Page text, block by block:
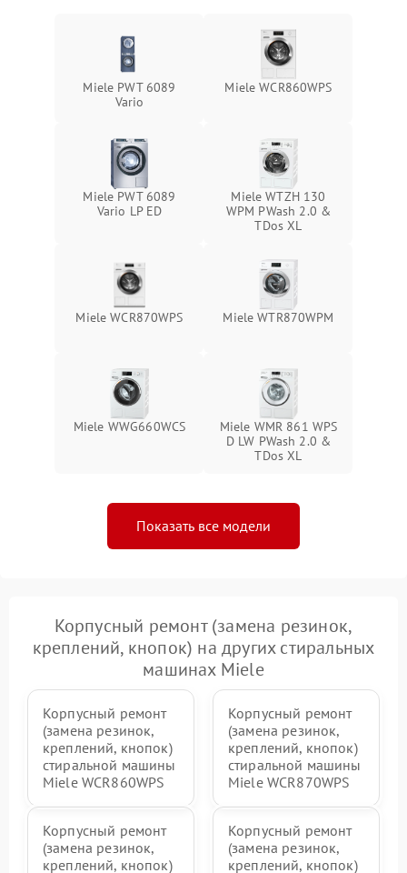
Miele PWT 6089
Vario
Miele WCR860WPS
Miele PWT 6089
Vario LP ED
Miele WTZH 130
WPM PWash 2.0 &
TDos XL
Miele WCR870WPS Miele WTR870WPM
Miele WWG660WCS
Miele WMR 861 WPS
D LW PWash 2.0 &
TDos XL
Показать все модели
Корпусный ремонт (замена резинок,
креплений, кнопок) на других стиральных
машинах Miele
Корпусный ремонт
(замена резинок,
креплений, кнопок)
стиральной машины
Miele WCR860WPS
Корпусный ремонт
(замена резинок,
креплений, кнопок)
стиральной машины
Miele WCR870WPS
Корпусный ремонт
(замена резинок,
креплений, кнопок)
Корпусный ремонт
(замена резинок,
креплений, кнопок)